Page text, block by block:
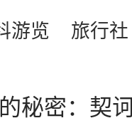
游览 旅行社
旅游和
秘密：契